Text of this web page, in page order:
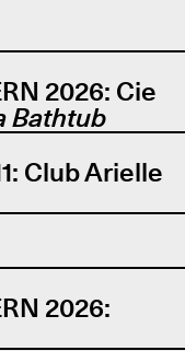
2026: Cie
Bathtub
Club Arielle
2026: